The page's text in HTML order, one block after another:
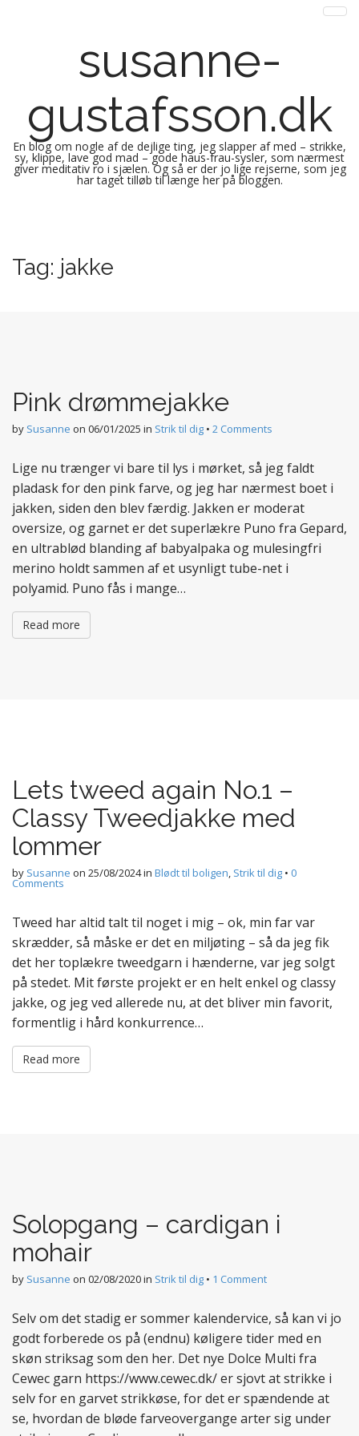
susanne-
gustafsson.dk
En blog om nogle af de dejlige ting, jeg slapper af med – strikke,
sy, klippe, lave god mad – gode haus-frau-sysler, som nærmest
giver meditativ ro i sjælen. Og så er der jo lige rejserne, som jeg
har taget tilløb til længe her på bloggen.
i
n
p
n
t
Tag: jakke
Pink drømmejakke
by Susanne on 06/01/2025 in Strik til dig • 2 Comments
Lige nu trænger vi bare til lys i mørket, så jeg faldt
pladask for den pink farve, og jeg har nærmest boet i
jakken, siden den blev færdig. Jakken er moderat
oversize, og garnet er det superlækre Puno fra Gepard,
en ultrablød blanding af babyalpaka og mulesingfri
merino holdt sammen af et usynligt tube-net i
polyamid. Puno fås i mange…
Read more
Lets tweed again No.1 –
Classy Tweedjakke med
lommer
by Susanne on 25/08/2024in Blødt til boligen, Strik til dig • 0
Comments
Tweed har altid talt til noget i mig – ok, min far var
skrædder, så måske er det en miljøting – så da jeg fik
det her toplækre tweedgarn i hænderne, var jeg solgt
på stedet. Mit første projekt er en helt enkel og classy
jakke, og jeg ved allerede nu, at det bliver min favorit,
formentlig i hård konkurrence…
Read more
Solopgang – cardigan i
mohair
by Susanne on 02/08/2020in Strik til dig • 1 Comment
Selv om det stadig er sommer kalendervice, så kan vi jo
godt forberede os på (endnu) køligere tider med en
skøn striksag som den her. Det nye Dolce Multi fra
Cewec garn https://www.cewec.dk/ er sjovt at strikke i
selv for en garvet strikkøse, for det er spændende at
se, hvordan de bløde farveovergange arter sig under